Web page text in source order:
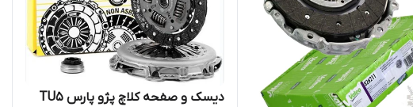
دیسک و صفحه کلاچ پژو پارس TU5